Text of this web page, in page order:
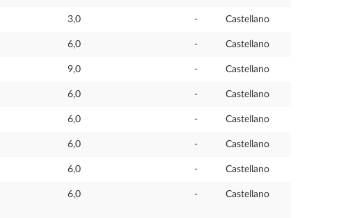
3,0 - Castellano
6,0 - Castellano
9,0 - Castellano
6,0 - Castellano
6,0 - Castellano
6,0 - Castellano
6,0 - Castellano
6,0 - Castellano